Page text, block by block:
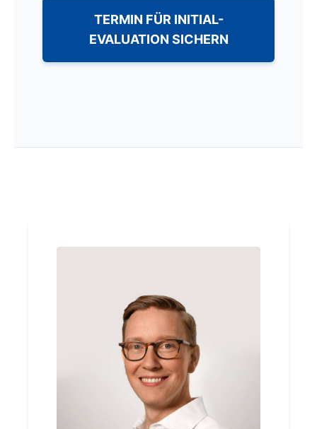
TERMIN FÜR INITIAL-
EVALUATION SICHERN